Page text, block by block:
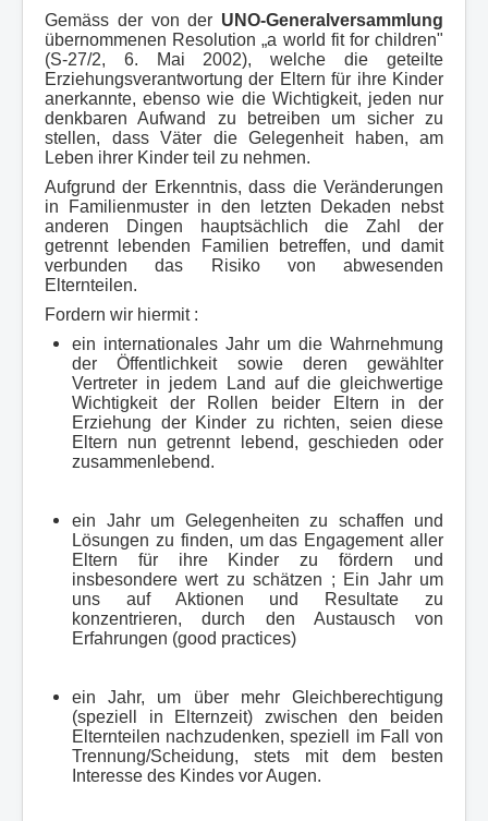
Gemäss der von der UNO-Generalversammlung
übernommenen Resolution „a world fit for children"
(S-27/2, 6. Mai 2002), welche die geteilte
Erziehungsverantwortung der Eltern für ihre Kinder
anerkannte, ebenso wie die Wichtigkeit, jeden nur
denkbaren Aufwand zu betreiben um sicher zu
stellen, dass Väter die Gelegenheit haben, am
Leben ihrer Kinder teil zu nehmen.
Aufgrund der Erkenntnis, dass die Veränderungen
in Familienmuster in den letzten Dekaden nebst
anderen Dingen hauptsächlich die Zahl der
getrennt lebenden Familien betreffen, und damit
verbunden das Risiko von abwesenden
Elternteilen.
Fordern wir hiermit :
ein internationales Jahr um die Wahrnehmung
der Öffentlichkeit sowie deren gewählter
Vertreter in jedem Land auf die gleichwertige
Wichtigkeit der Rollen beider Eltern in der
Erziehung der Kinder zu richten, seien diese
Eltern nun getrennt lebend, geschieden oder
zusammenlebend.
ein Jahr um Gelegenheiten zu schaffen und
Lösungen zu finden, um das Engagement aller
Eltern für ihre Kinder zu fördern und
insbesondere wert zu schätzen ; Ein Jahr um
uns auf Aktionen und Resultate zu
konzentrieren, durch den Austausch von
Erfahrungen (good practices)
ein Jahr, um über mehr Gleichberechtigung
(speziell in Elternzeit) zwischen den beiden
Elternteilen nachzudenken, speziell im Fall von
Trennung/Scheidung, stets mit dem besten
Interesse des Kindes vor Augen.